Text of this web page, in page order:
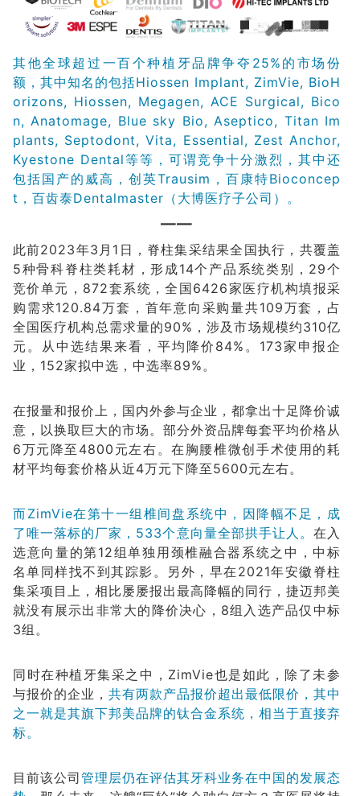
其他全球超过一百个种植牙品牌争夺25%的市场份
额，其中知名的包括Hiossen Implant, ZimVie, BioH
orizons, Hiossen, Megagen, ACE Surgical, Bico
n, Anatomage, Blue sky Bio, Aseptico, Titan Im
plants, Septodont, Vita, Essential, Zest Anchor,
Kyestone Dental等等，可谓竞争十分激烈，其中还
包括国产的威高，创英Trausim，百康特Bioconcep
t，百齿泰Dentalmaster（大博医疗子公司）。
——
此前2023年3月1日，脊柱集采结果全国执行，共覆盖
5种骨科脊柱类耗材，形成14个产品系统类别，29个
竞价单元，872套系统，全国6426家医疗机构填报采
购需求120.84万套，首年意向采购量共109万套，占
全国医疗机构总需求量的90%，涉及市场规模约310亿
元。从中选结果来看，平均降价84%。173家申报企
业，152家拟中选，中选率89%。
在报量和报价上，国内外参与企业，都拿出十足降价诚
意，以换取巨大的市场。部分外资品牌每套平均价格从
6万元降至4800元左右。在胸腰椎微创手术使用的耗
材平均每套价格从近4万元下降至5600元左右。
而ZimVie在第十一组椎间盘系统中，因降幅不足，成
了唯一落标的厂家，533个意向量全部拱手让人。 在入
选意向量的第12组单独用颈椎融合器系统之中，中标
名单同样找不到其踪影。另外，早在2021年安徽脊柱
集采项目上，相比屡屡报出最高降幅的同行，捷迈邦美
就没有展示出非常大的降价决心，8组入选产品仅中标
3组。
同时在种植牙集采之中，ZimVie也是如此，除了未参
与报价的企业， 共有两款产品报价超出最低限价，其中
之一就是其旗下邦美品牌的钛合金系统，相当于直接弃
标。
目前该公司管理层仍在评估其牙科业务在中国的发展态